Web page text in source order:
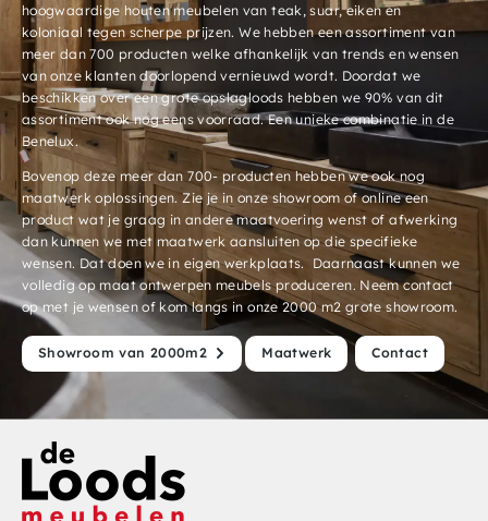
hoogwaardige houten meubelen van teak, suar, eiken en
koloniaal tegen scherpe prijzen. We hebben een assortiment van
meer dan 700 producten welke afhankelijk van trends en wensen
van onze klanten doorlopend vernieuwd wordt. Doordat we
beschikken over een grote opslagloods hebben we 90% van dit
assortiment ook nog eens voorraad. Een unieke combinatie in de
Benelux.
Bovenop deze meer dan 700- producten hebben we ook nog
maatwerk oplossingen. Zie je in onze showroom of online een
product wat je graag in andere maatvoering wenst of afwerking
dan kunnen we met maatwerk aansluiten op die specifieke
wensen. Dat doen we in eigen werkplaats. Daarnaast kunnen we
volledig op maat ontwerpen meubels produceren. Neem contact
op met je wensen of kom langs in onze 2000 m2 grote showroom.
Showroom van 2000m2 Maatwerk Contact